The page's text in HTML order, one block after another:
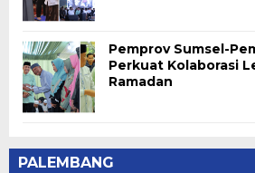
Pemprov Sumsel-
Perkuat Kolaborasi
Ramadan
PALEMBANG